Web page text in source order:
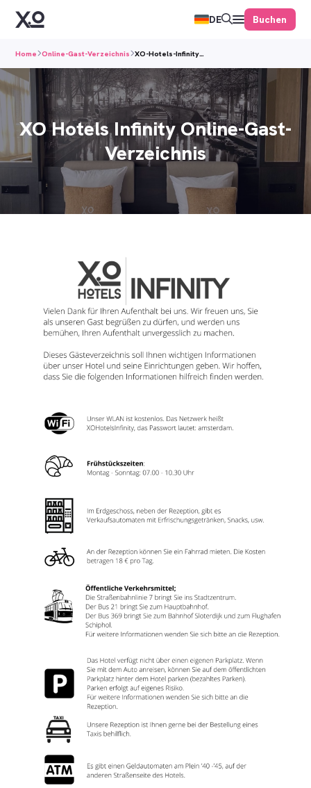
DE Buchen
Home Online-Gast-Verzeichnis XO-Hotels-Infinity…
XO Hotels Infinity Online-Gast-
Verzeichnis